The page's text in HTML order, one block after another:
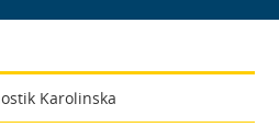
Karolinska